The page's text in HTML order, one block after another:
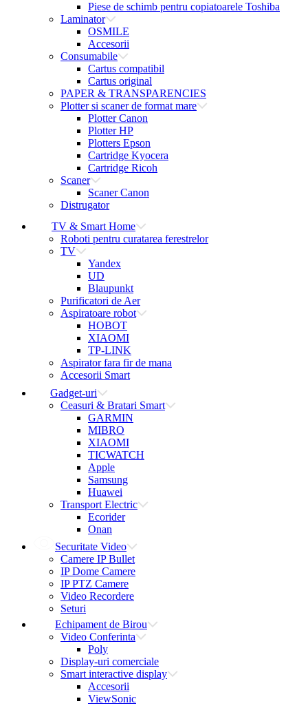
Piese de schimb pentru copiatoarele Toshiba
Laminator
OSMILE
Accesorii
Consumabile
Cartus compatibil
Cartus original
PAPER & TRANSPARENCIES
Plotter si scaner de format mare
Plotter Canon
Plotter HP
Plotters Epson
Cartridge Kyocera
Cartridge Ricoh
Scaner
Scaner Canon
Distrugator
TV & Smart Home
Roboti pentru curatarea ferestrelor
TV
Yandex
UD
Blaupunkt
Purificatori de Aer
Aspiratoare robot
HOBOT
XIAOMI
TP-LINK
Aspirator fara fir de mana
Accesorii Smart
Gadget-uri
Ceasuri & Bratari Smart
GARMIN
MIBRO
XIAOMI
TICWATCH
Apple
Samsung
Huawei
Transport Electric
Ecorider
Onan
Securitate Video
Camere IP Bullet
IP Dome Camere
IP PTZ Camere
Video Recordere
Seturi
Echipament de Birou
Video Conferinta
Poly
Display-uri comerciale
Smart interactive display
Accesorii
ViewSonic